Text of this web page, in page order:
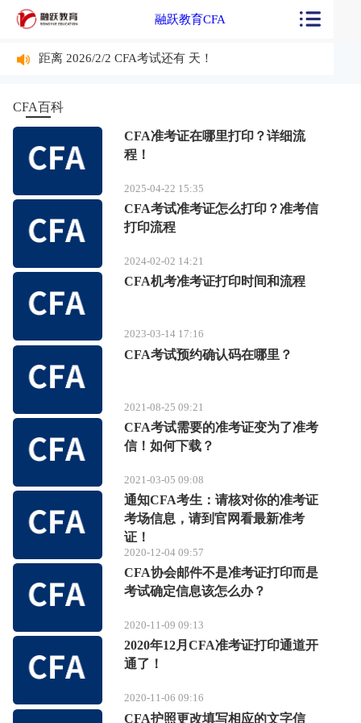
融跃教育CFA
距离 2026/2/2 CFA考试还有 天！
CFA百科
CFA准考证在哪里打印？详细流
程！
2025-04-22 15:35
CFA考试准考证怎么打印？准考信
打印流程
2024-02-02 14:21
CFA机考准考证打印时间和流程
2023-03-14 17:16
CFA考试预约确认码在哪里？
2021-08-25 09:21
CFA考试需要的准考证变为了准考
信！如何下载？
2021-03-05 09:08
通知CFA考生：请核对你的准考证
考场信息，请到官网看最新准考
证！
2020-12-04 09:57
CFA协会邮件不是准考证打印而是
考试确定信息该怎么办？
2020-11-09 09:13
2020年12月CFA准考证打印通道开
通了！
2020-11-06 09:16
CFA护照更改填写相应的文字信